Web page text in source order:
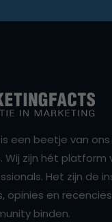
een beetje van ons
Wij zijn hét platform
Het zijn de
opinies en
binden.